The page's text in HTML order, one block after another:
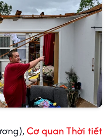
Cơ quan Thời tiết